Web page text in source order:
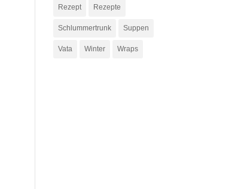
Rezept Rezepte
Schlummertrunk Suppen
Vata Winter Wraps